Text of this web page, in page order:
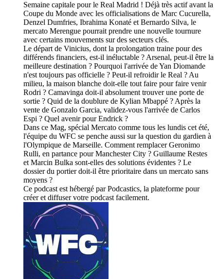
Semaine capitale pour le Real Madrid ! Déjà très actif avant la
Coupe du Monde avec les officialisations de Marc Cucurella,
Denzel Dumfries, Ibrahima Konaté et Bernardo Silva, le
mercato Merengue pourrait prendre une nouvelle tournure
avec certains mouvements sur des secteurs clés.
Le départ de Vinicius, dont la prolongation traine pour des
différends financiers, est-il inéluctable ? Arsenal, peut-il être la
meilleure destination ? Pourquoi l'arrivée de Yan Diomande
n'est toujours pas officielle ? Peut-il refroidir le Real ? Au
milieu, la maison blanche doit-elle tout faire pour faire venir
Rodri ? Camavinga doit-il absolument trouver une porte de
sortie ? Quid de la doublure de Kylian Mbappé ? Après la
vente de Gonzalo Garcia, validez-vous l'arrivée de Carlos
Espi ? Quel avenir pour Endrick ?
Dans ce Mag, spécial Mercato comme tous les lundis cet été,
l'équipe du WFC se penche aussi sur la question du gardien à
l'Olympique de Marseille. Comment remplacer Geronimo
Rulli, en partance pour Manchester City ? Guillaume Restes
et Marcin Bulka sont-elles des solutions évidentes ? Le
dossier du portier doit-il être prioritaire dans un mercato sans
moyens ?
Ce podcast est hébergé par Podcastics, la plateforme pour
créer et diffuser votre podcast facilement.